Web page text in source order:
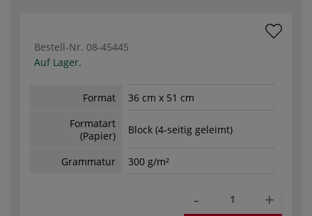
Bestell-Nr. 08-45445
Auf Lager.
Format
36 cm x 51 cm
Formatart
(Papier)
Block (4-seitig geleimt)
Grammatur 300 g/m²
- +